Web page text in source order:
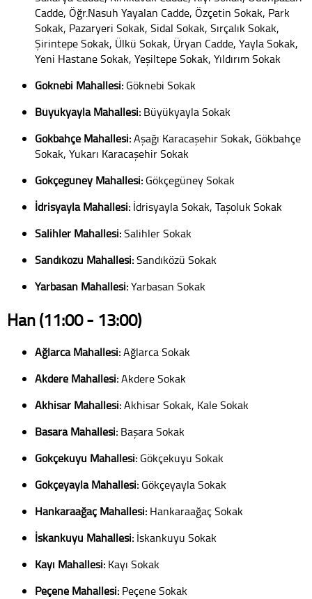
Cadde, Öğr.Nasuh Yayalan Cadde, Özçetin Sokak, Park
Sokak, Pazaryeri Sokak, Sidal Sokak, Sırçalık Sokak,
Şirintepe Sokak, Ülkü Sokak, Üryan Cadde, Yayla Sokak,
Yeni Hastane Sokak, Yeşiltepe Sokak, Yıldırım Sokak
Göknebi Mahallesi: Göknebi Sokak
Büyükyayla Mahallesi: Büyükyayla Sokak
Gökbahçe Mahallesi:Aşağı Karacaşehir Sokak, Gökbahçe
Sokak, Yukarı Karacaşehir Sokak
Gökçegüney Mahallesi: Gökçegüney Sokak
İdrisyayla Mahallesi: İdrisyayla Sokak, Taşoluk Sokak
Salihler Mahallesi:Salihler Sokak
Sandıközü Mahallesi:Sandıközü Sokak
Yarbasan Mahallesi:Yarbasan Sokak
Han (11:00 - 13:00)
Ağlarca Mahallesi:Ağlarca Sokak
Akdere Mahallesi:Akdere Sokak
Akhisar Mahallesi:Akhisar Sokak, Kale Sokak
Başara Mahallesi: Başara Sokak
Gökçekuyu Mahallesi: Gökçekuyu Sokak
Gökçeyayla Mahallesi: Gökçeyayla Sokak
Hankaraağaç Mahallesi: Hankaraağaç Sokak
İskankuyu Mahallesi: İskankuyu Sokak
Kayı Mahallesi: Kayı Sokak
Peçene Mahallesi: Peçene Sokak